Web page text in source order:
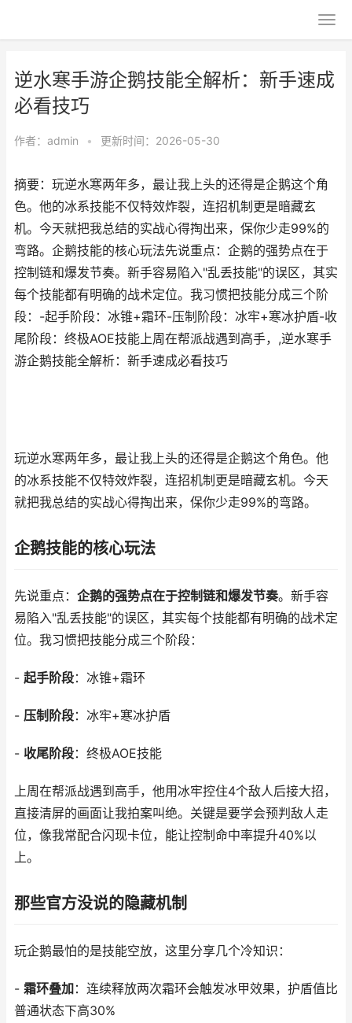
逆水寒手游企鹅技能全解析：新手速成
必看技巧
作者： admin • 更新时间：2026-05-30
摘要：玩逆水寒两年多，最让我上头的还得是企鹅这个角
色。他的冰系技能不仅特效炸裂，连招机制更是暗藏玄
机。今天就把我总结的实战心得掏出来，保你少走99%的
弯路。企鹅技能的核心玩法先说重点：企鹅的强势点在于
控制链和爆发节奏。新手容易陷入"乱丢技能"的误区，其实
每个技能都有明确的战术定位。我习惯把技能分成三个阶
段：-起手阶段：冰锥+霜环-压制阶段：冰牢+寒冰护盾-收
尾阶段：终极AOE技能上周在帮派战遇到高手，,逆水寒手
游企鹅技能全解析：新手速成必看技巧
玩逆水寒两年多，最让我上头的还得是企鹅这个角色。他
的冰系技能不仅特效炸裂，连招机制更是暗藏玄机。今天
就把我总结的实战心得掏出来，保你少走99%的弯路。
企鹅技能的核心玩法
先说重点： 企鹅的强势点在于控制链和爆发节奏。新手容
易陷入"乱丢技能"的误区，其实每个技能都有明确的战术定
位。我习惯把技能分成三个阶段：
- 起手阶段：冰锥+霜环
- 压制阶段：冰牢+寒冰护盾
- 收尾阶段：终极AOE技能
上周在帮派战遇到高手，他用冰牢控住4个敌人后接大招，
直接清屏的画面让我拍案叫绝。关键是要学会预判敌人走
位，像我常配合闪现卡位，能让控制命中率提升40%以
上。
那些官方没说的隐藏机制
玩企鹅最怕的是技能空放，这里分享几个冷知识：
- 霜环叠加 ：连续释放两次霜环会触发冰甲效果，护盾值比
普通状态下高30%